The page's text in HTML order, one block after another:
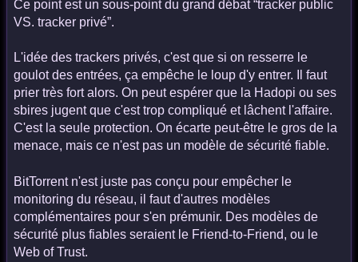
Ce point est un sous-point du grand débat “tracker public
VS. tracker privé”.
L'idée des trackers privés, c'est que si on resserre le
goulot des entrées, ça empêche le loup d'y entrer. Il faut
prier très fort alors. On peut espérer que la Hadopi ou ses
sbires jugent que c'est trop compliqué et lâchent l'affaire.
C'est la seule protection. On écarte peut-être le gros de la
menace, mais ce n'est pas un modèle de sécurité fiable.
BitTorrent n'est juste pas conçu pour empêcher le
monitoring du réseau, il faut d'autres modèles
complémentaires pour s'en prémunir. Des modèles de
sécurité plus fiables seraient le Friend-to-Friend, ou le
Web of Trust.